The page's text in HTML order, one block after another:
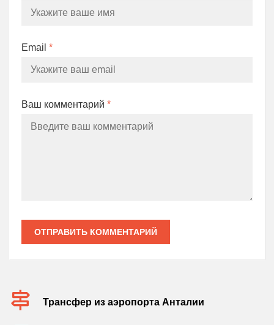
Email *
Ваш комментарий *
ОТПРАВИТЬ КОММЕНТАРИЙ
Трансфер из аэропорта Анталии